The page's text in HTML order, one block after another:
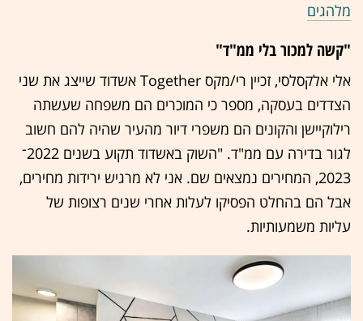
מלהגים
"קשה למכור בלי ממ"ד"
אלי אלקסלסי, זכיין רי/מקס Together אשדוד שייצג את שני
הצדדים בעסקה, מספר כי המוכרים הם משפחה שעשתה
רילוקיישן והקונים הם משפרי דיור מהעיר שהיה להם חשוב
לגור בדירה עם ממ"ד. "השוק באשדוד תקוע בשנים 2022־
2023, המחירים נמצאים שם. אני לא מרגיש ירידות מחירים,
אבל הם בהחלט הפסיקו לעלות אחרי שנים רצופות של
עליות משמעותיות.